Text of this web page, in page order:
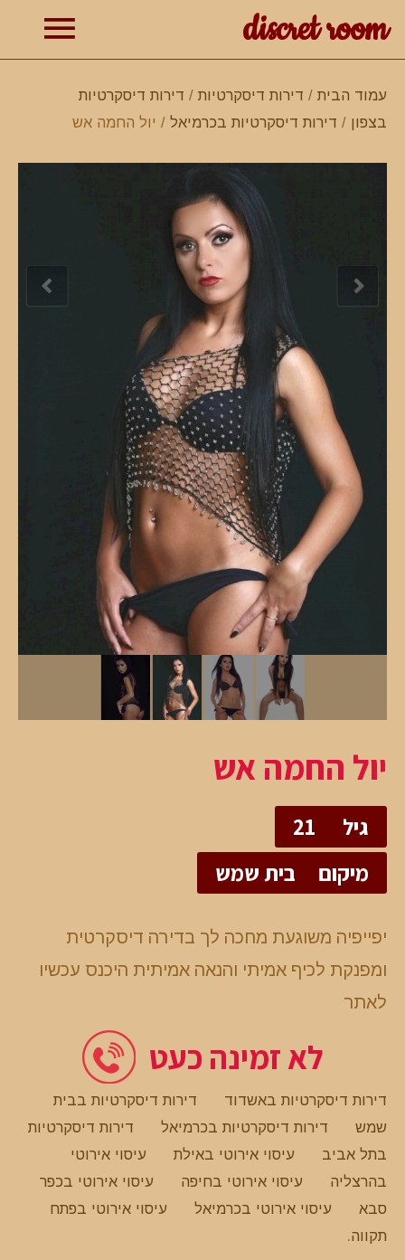
discret room
עמוד הבית / דירות דיסקרטיות / דירות דיסקרטיות
בצפון / דירות דיסקרטיות בכרמיאל / יול החמה אש
יול החמה אש
גיל
21
מיקום
בית שמש
יפייפיה משוגעת מחכה לך בדירה דיסקרטית
ומפנקת לכיף אמיתי והנאה אמיתית היכנס עכשיו
לאתר
לא זמינה כעט
דירות דיסקרטיות באשדוד
דירות דיסקרטיות בבית
שמש
דירות דיסקרטיות בכרמיאל
דירות דיסקרטיות
בתל אביב
עיסוי אירוטי באילת
עיסוי אירוטי
בהרצליה
עיסוי אירוטי בחיפה
עיסוי אירוטי בכפר
סבא
עיסוי אירוטי בכרמיאל
עיסוי אירוטי בפתח
תקווה.